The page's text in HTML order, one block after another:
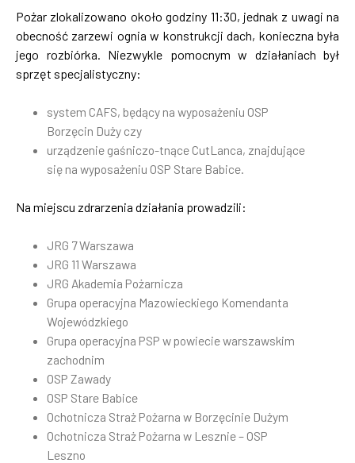
Pożar zlokalizowano około godziny 11:30, jednak z uwagi na
obecność zarzewi ognia w konstrukcji dach, konieczna była
jego rozbiórka. Niezwykle pomocnym w działaniach był
sprzęt specjalistyczny:
system CAFS, będący na wyposażeniu OSP
Borzęcin Duży czy
urządzenie gaśniczo-tnące CutLanca, znajdujące
się na wyposażeniu OSP Stare Babice.
Na miejscu zdrarzenia działania prowadzili:
JRG 7 Warszawa
JRG 11 Warszawa
JRG Akademia Pożarnicza
Grupa operacyjna Mazowieckiego Komendanta
Wojewódzkiego
Grupa operacyjna PSP w powiecie warszawskim
zachodnim
OSP Zawady
OSP Stare Babice
Ochotnicza Straż Pożarna w Borzęcinie Dużym
Ochotnicza Straż Pożarna w Lesznie – OSP
Leszno